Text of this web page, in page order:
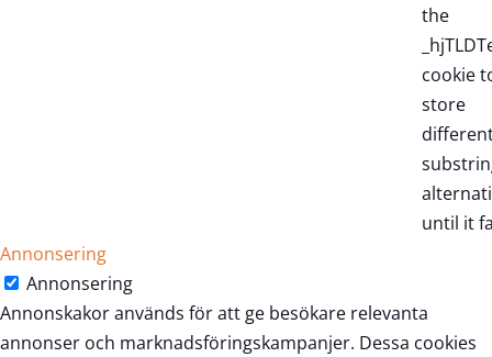
the
cookie
store
until it
Annonsering
Annonsering
Annonskakor används för att ge besökare relevanta
annonser och marknadsföringskampanjer. Dessa cookies